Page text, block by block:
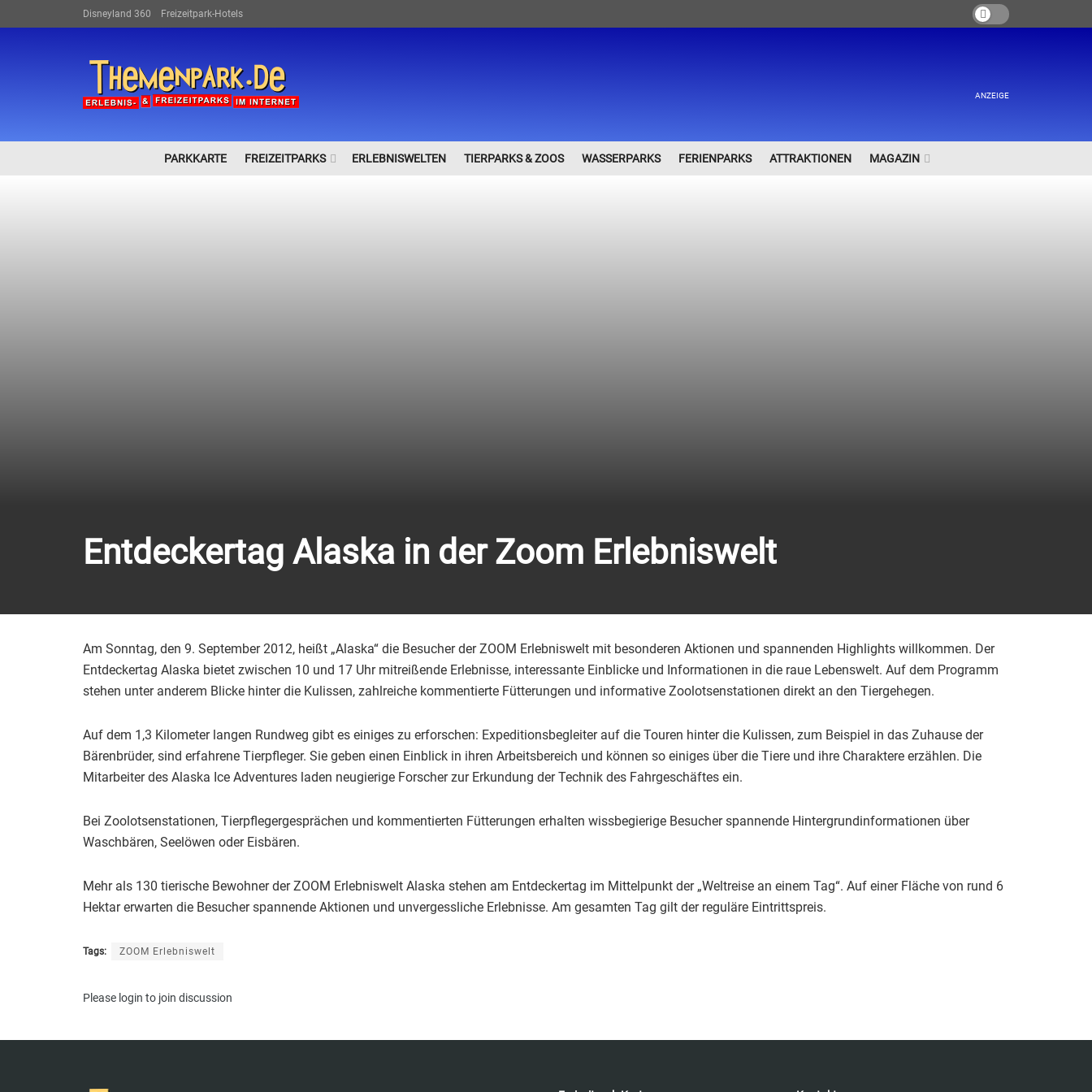
Disneyland 360 Freizeitpark-Hotels
ANZEIGE
PARKKARTE FREIZEITPARKS ERLEBNISWELTEN TIERPARKS & ZOOS WASSERPARKS FERIENPARKS ATTRAKTIONEN MAGAZIN
Entdeckertag Alaska in der Zoom Erlebniswelt
Am Sonntag, den 9. September 2012, heißt „Alaska“ die Besucher der ZOOM Erlebniswelt mit besonderen Aktionen und spannenden Highlights willkommen. Der
Entdeckertag Alaska bietet zwischen 10 und 17 Uhr mitreißende Erlebnisse, interessante Einblicke und Informationen in die raue Lebenswelt. Auf dem Programm
stehen unter anderem Blicke hinter die Kulissen, zahlreiche kommentierte Fütterungen und informative Zoolotsenstationen direkt an den Tiergehegen.
Auf dem 1,3 Kilometer langen Rundweg gibt es einiges zu erforschen: Expeditionsbegleiter auf die Touren hinter die Kulissen, zum Beispiel in das Zuhause der
Bärenbrüder, sind erfahrene Tierpfleger. Sie geben einen Einblick in ihren Arbeitsbereich und können so einiges über die Tiere und ihre Charaktere erzählen. Die
Mitarbeiter des Alaska Ice Adventures laden neugierige Forscher zur Erkundung der Technik des Fahrgeschäftes ein.
Bei Zoolotsenstationen, Tierpflegergesprächen und kommentierten Fütterungen erhalten wissbegierige Besucher spannende Hintergrundinformationen über
Waschbären, Seelöwen oder Eisbären.
Mehr als 130 tierische Bewohner der ZOOM Erlebniswelt Alaska stehen am Entdeckertag im Mittelpunkt der „Weltreise an einem Tag“. Auf einer Fläche von rund 6
Hektar erwarten die Besucher spannende Aktionen und unvergessliche Erlebnisse. Am gesamten Tag gilt der reguläre Eintrittspreis.
Tags: ZOOM Erlebniswelt
Please login to join discussion